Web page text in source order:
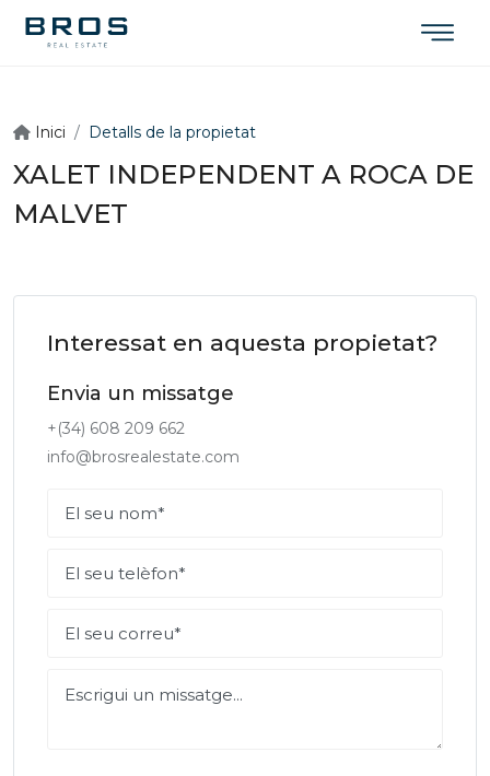
Inici Detalls de la propietat
XALET INDEPENDENT A ROCA DE
MALVET
Interessat en aquesta propietat?
Envia un missatge
+(34) 608 209 662
info@brosrealestate.com